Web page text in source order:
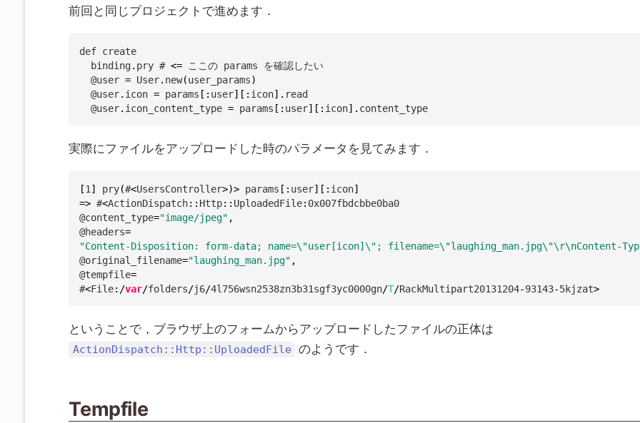
前回と同じプロジェクトで進めます．
def create
  binding
. pry # <= ここの params を確認したい
  @user
= User. new(user_params)
  @user
. icon = params [ : user] [ : icon] . read
  @user
. icon_content_type = params [ : user] [ : icon] . content_type
実際にファイルをアップロードした時のパラメータを見てみます．
[1 ] pry(#<UsersController>)> params [ : user] [ : icon]
=> #<ActionDispatch: : Http: : UploadedFile: 0x007fbdcbbe0ba0
@content_type="image/jpeg" ,
@headers=
"Content-Disposition: form-data; name=\"user[icon]\"; filename=\"laughing_man.jpg\"\r\nContent-
@original_filename="laughing_man.jpg" ,
@tempfile=
#<File: /var/folders/j6/4l756wsn2538zn3b31sgf3yc0000gn/T/RackMultipart20131204-93143-5kjzat>
ということで，ブラウザ上のフォームからアップロードしたファイルの正体は
ActionDispatch::Http::UploadedFile のようです．
Tempfile